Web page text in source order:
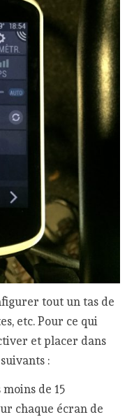
tout un tas de
etc. Pour ce qui
et placer dans
:
de 15
chaque écran de